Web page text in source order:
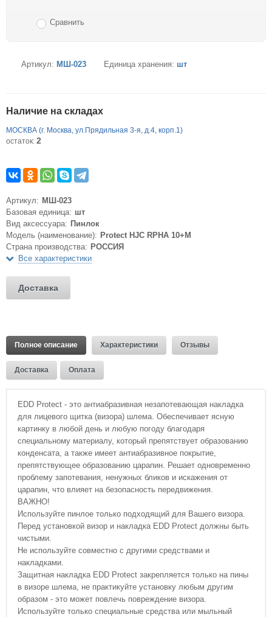
Сравнить
Артикул: МШ-023 Единица хранения: шт
Наличие на складах
МОСКВА (г. Москва, ул.Прядильная 3-я, д.4, корп.1)
остаток: 2
Артикул: МШ-023
Базовая единица: шт
Вид аксессуара: Пинлок
Модель (наименование): Protect HJC RPHA 10+M
Страна производства: РОССИЯ
Все характеристики
Доставка
Полное описание Характеристики Отзывы
Доставка Оплата
EDD Protect - это антиабразивная незапотевающая накладка
для лицевого щитка (визора) шлема. Обеспечивает ясную
картинку в любой день и любую погоду благодаря
специальному материалу, который препятствует образованию
конденсата, а также имеет антиабразивное покрытие,
препятствующее образованию царапин. Решает одновременно
проблему запотевания, ненужных бликов и искажения от
царапин, что влияет на безопасность передвижения.
ВАЖНО!
Используйте пинлое только подходящий для Вашего визора.
Перед установкой визор и накладка EDD Protect должны быть
чистыми.
Не используйте совместно с другими средствами и
накладками.
Защитная накладка EDD Protect закрепляется только на пины
в визоре шлема, не практикуйте установку любым другим
образом - это может повлечь повреждение визора.
Используйте только специальные средства или мыльный